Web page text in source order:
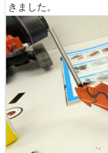
きました。